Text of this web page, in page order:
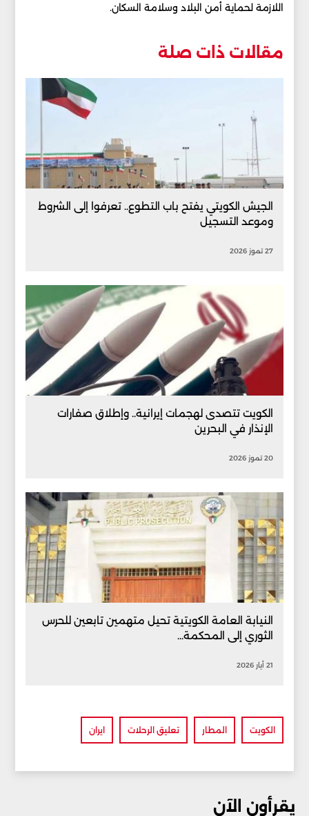
اللازمة لحماية أمن البلاد وسلامة السكان.
مقالات ذات صلة
الجيش الكويتي يفتح باب التطوع.. تعرفوا إلى الشروط
وموعد التسجيل
27 تموز 2026
الكويت تتصدى لهجمات إيرانية.. وإطلاق صفارات
الإنذار في البحرين
20 تموز 2026
النيابة العامة الكويتية تحيل متهمين تابعين للحرس
الثوري إلى المحكمة...
21 أيار 2026
الكويت المطار تعليق الرحلات ايران
يقرأون الآن